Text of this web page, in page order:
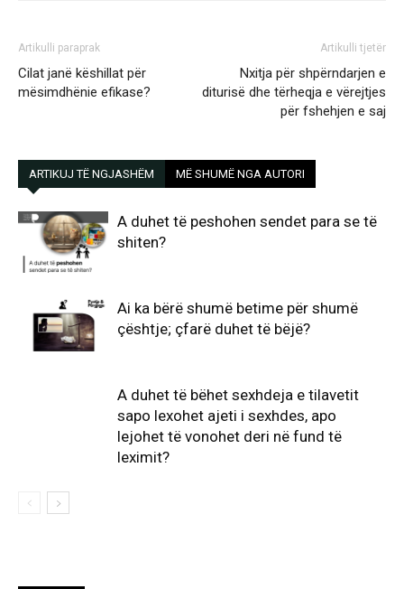
Artikulli paraprak
Cilat janë këshillat për
mësimdhënie efikase?
Artikulli tjetër
Nxitja për shpërndarjen e
diturisë dhe tërheqja e vërejtjes
për fshehjen e saj
ARTIKUJ TË NGJASHËM MË SHUMË NGA AUTORI
A duhet të peshohen sendet para se të
shiten?
Ai ka bërë shumë betime për shumë
çështje; çfarë duhet të bëjë?
A duhet të bëhet sexhdeja e tilavetit
sapo lexohet ajeti i sexhdes, apo
lejohet të vonohet deri në fund të
leximit?